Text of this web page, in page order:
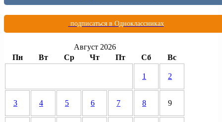
подписаться в Одноклассниках
Август 2026
Пн
Вт Ср Чт Пт Сб Вс
1 2
3 4 5 6 7 8 9